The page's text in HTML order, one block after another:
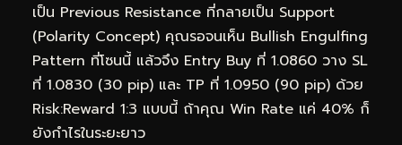
เป็น Previous Resistance ที่กลายเป็น Support
(Polarity Concept) คุณรอจนเห็น Bullish Engulfing
Pattern ที่โซนนี้ แล้วจึง Entry Buy ที่ 1.0860 วาง SL
ที่ 1.0830 (30 pip) และ TP ที่ 1.0950 (90 pip) ด้วย
Risk:Reward 1:3 แบบนี้ ถ้าคุณ Win Rate แค่ 40% ก็
ยังกำไรในระยะยาว